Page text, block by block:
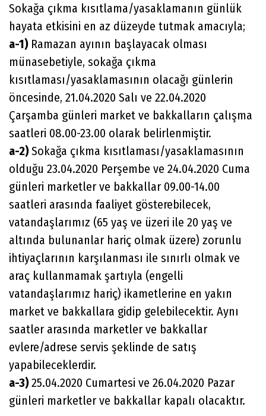
Sokağa çıkma kısıtlama/yasaklamanın günlük
hayata etkisini en az düzeyde tutmak amacıyla;
a-1) Ramazan ayının başlayacak olması
münasebetiyle, sokağa çıkma
kısıtlaması/yasaklamasının olacağı günlerin
öncesinde, 21.04.2020 Salı ve 22.04.2020
Çarşamba günleri market ve bakkalların çalışma
saatleri 08.00-23.00 olarak belirlenmiştir.
a-2)Sokağa çıkma kısıtlaması/yasaklamasının
olduğu 23.04.2020 Perşembe ve 24.04.2020 Cuma
günleri marketler ve bakkallar 09.00-14.00
saatleri arasında faaliyet gösterebilecek,
vatandaşlarımız (65 yaş ve üzeri ile 20 yaş ve
altında bulunanlar hariç olmak üzere) zorunlu
ihtiyaçlarının karşılanması ile sınırlı olmak ve
araç kullanmamak şartıyla (engelli
vatandaşlarımız hariç) ikametlerine en yakın
market ve bakkallara gidip gelebilecektir. Aynı
saatler arasında marketler ve bakkallar
evlere/adrese servis şeklinde de satış
yapabileceklerdir.
a-3)25.04.2020 Cumartesi ve 26.04.2020 Pazar
günleri marketler ve bakkallar kapalı olacaktır.